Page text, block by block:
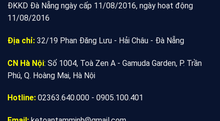
ĐKKD Đà Nẵng ngày cấp 11/08/2016, ngày hoạt động
11/08/2016
Địa chỉ: 32/19 Phan Đăng Lưu - Hải Châu - Đà Nẵng
CN Hà Nội: Số 1004, Toà Zen A - Gamuda Garden, P. Trần
Phú, Q. Hoàng Mai, Hà Nội
Hotline: 02363.640.000 - 0905.100.401